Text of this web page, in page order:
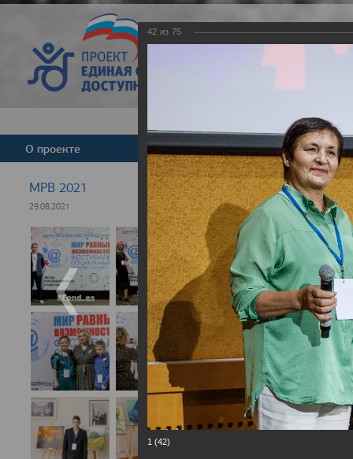
Версия для
О проекте Команда Новости
МРВ 2021
29.08.2021
42 из 75
1 (42)